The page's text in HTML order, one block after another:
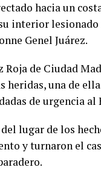
hacia un
interior lesionado
Genel Juárez.
de Ciudad
una de
de urgencia
lugar de los
y turnaron el